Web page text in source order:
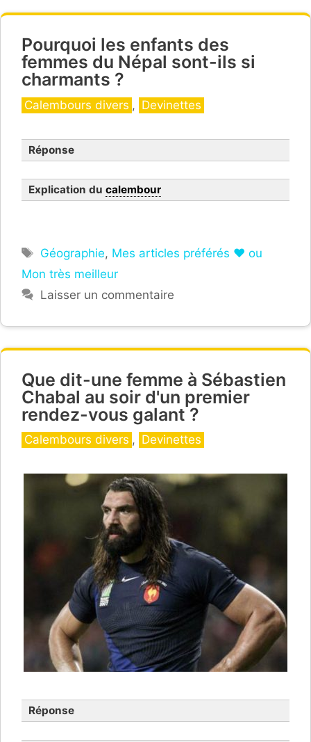
Pourquoi les enfants des
femmes du Népal sont-ils si
charmants ?
Catégories
Calembours divers , Devinettes
Réponse
Explication du calembour
Étiquettes
Géographie, Mes articles préférés ❤ ou
Mon très meilleur
Laisser un commentaire
Que dit-une femme à Sébastien
Chabal au soir d'un premier
rendez-vous galant ?
Catégories
Calembours divers , Devinettes
Réponse